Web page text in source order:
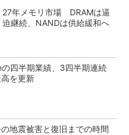
27年メモリ市場 DRAMは逼
迫継続、NANDは供給緩和へ
四半期業績、3四半期連続
を更新
地震被害と復旧までの時間